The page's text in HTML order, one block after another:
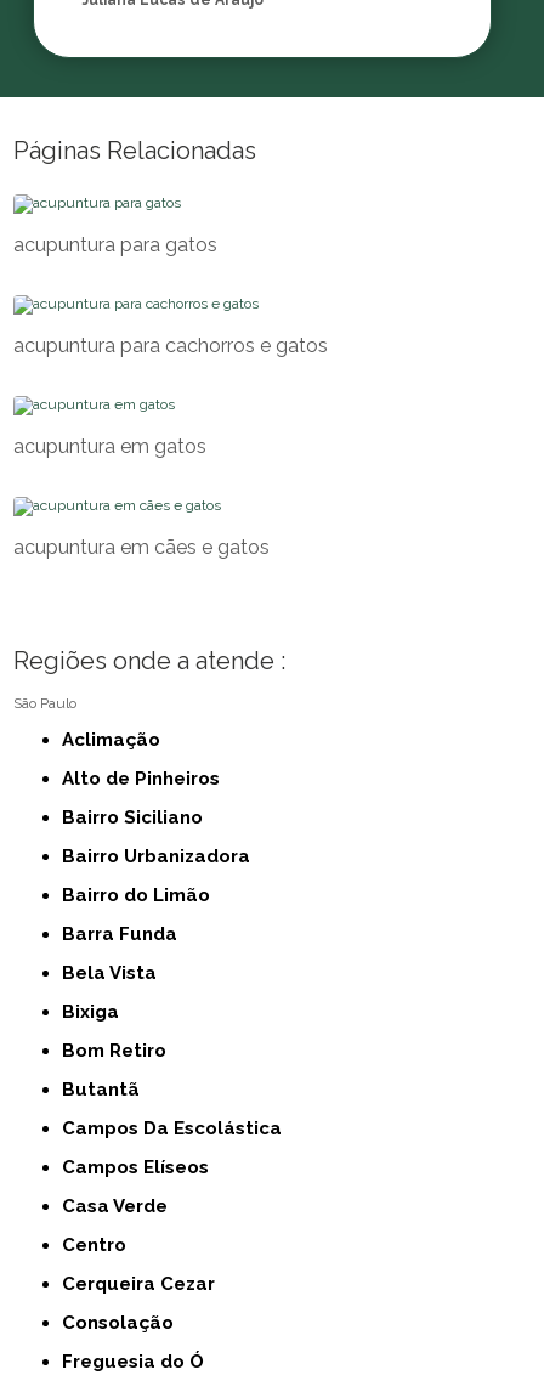
Páginas Relacionadas
acupuntura para gatos
acupuntura para cachorros e gatos
acupuntura em gatos
acupuntura em cães e gatos
Regiões onde a atende :
São Paulo
Aclimação
Alto de Pinheiros
Bairro Siciliano
Bairro Urbanizadora
Bairro do Limão
Barra Funda
Bela Vista
Bixiga
Bom Retiro
Butantã
Campos Da Escolástica
Campos Elíseos
Casa Verde
Centro
Cerqueira Cezar
Consolação
Freguesia do Ó